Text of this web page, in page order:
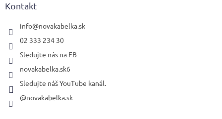
Kontakt
info@novakabelka.sk
02 333 234 30
Sledujte nás na FB
novakabelka.sk6
Sledujte náš YouTube kanál.
@novakabelka.sk